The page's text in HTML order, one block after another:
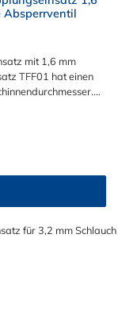
Absperrventil
mit 1,6 mm
TFF01 hat einen